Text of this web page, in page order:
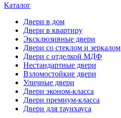
Каталог
Двери в дом
Двери в квартиру
Эксклюзивные двери
Двери со стеклом и зеркалом
Двери с отделкой МДФ
Нестандартные двери
Взломостойкие двери
Уличные двери
Двери эконом-класса
Двери премиум-класса
Двери для таунхауса